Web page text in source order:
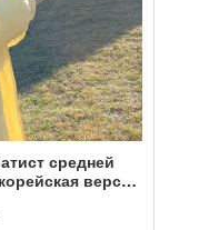
средней
версия
пуховика с